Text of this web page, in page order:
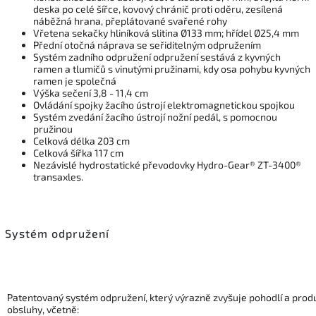
deska po celé šířce, kovový chránič proti oděru, zesílená
náběžná hrana, přeplátované svařené rohy
Vřetena sekačky hliníková slitina Ø133 mm; hřídel Ø25,4 mm
Přední otočná náprava se seřiditelným odpružením
Systém zadního odpružení odpružení sestává z kyvných
ramen a tlumičů s vinutými pružinami, kdy osa pohybu kyvných
ramen je společná
Výška sečení 3,8 - 11,4 cm
Ovládání spojky žacího ústrojí elektromagnetickou spojkou
Systém zvedání žacího ústrojí nožní pedál, s pomocnou
pružinou
Celková délka 203 cm
Celková šířka 117 cm
Nezávislé hydrostatické převodovky Hydro-Gear® ZT-3400®
transaxles.
Systém odpružení
Patentovaný systém odpružení, který výrazně zvyšuje pohodlí a
obsluhy, včetně: